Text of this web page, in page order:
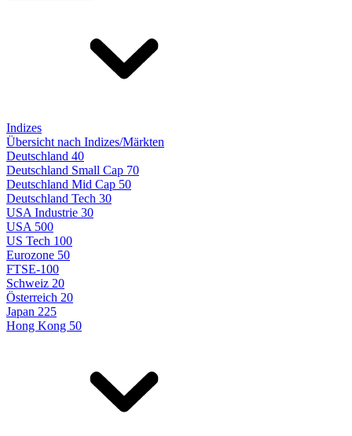
Indizes
Übersicht nach Indizes/Märkten
Deutschland 40
Deutschland Small Cap 70
Deutschland Mid Cap 50
Deutschland Tech 30
USA Industrie 30
USA 500
US Tech 100
Eurozone 50
FTSE-100
Schweiz 20
Österreich 20
Japan 225
Hong Kong 50